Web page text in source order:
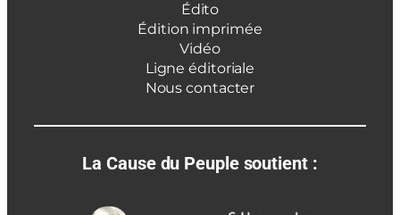
Édito
Édition imprimée
Vidéo
Ligne éditoriale
Nous contacter
La Cause du Peuple soutient :